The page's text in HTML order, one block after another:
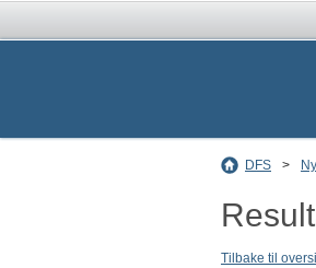
DFS >
Tilbake til